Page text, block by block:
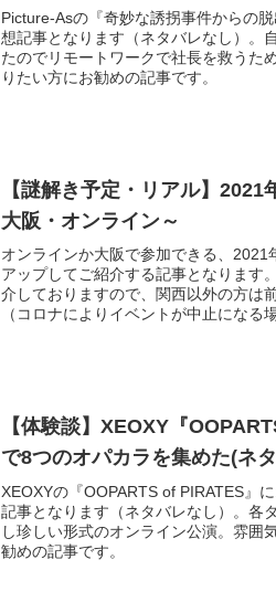
Picture-Asの『奇妙な誘拐事件からの
想記事となります（ネタバレなし）。
たのでリモートワークで社長を救うた
りたい方にお勧めの記事です。
【謎解き予定・リアル】2021
大阪・オンライン～
オンラインか大阪で参加できる、2021
アップしてご紹介する記事となります
介しておりますので、関西以外の方は
（コロナによりイベントが中止になる
【体験談】XEOXY『​
で8つのオパカラを集めた(ネ
XEOXYの『OOPARTS of PIRATES』
記事となります（ネタバレなし）。各
し珍しい形式のオンライン公演。雰囲
勧めの記事です。